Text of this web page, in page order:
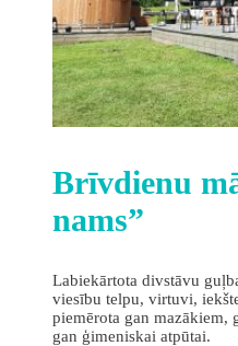
Brīvdienu
nams”
Labiekārtota divstāvu
viesību telpu, virtuvi,
piemērota gan mazākiem,
gan ģimeniskai atpūtai.